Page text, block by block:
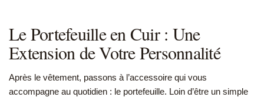
Le Portefeuille en Cuir : Une
Extension de Votre Personnalité
Après le vêtement, passons à l’accessoire qui vous
accompagne au quotidien : le portefeuille. Loin d’être un simple